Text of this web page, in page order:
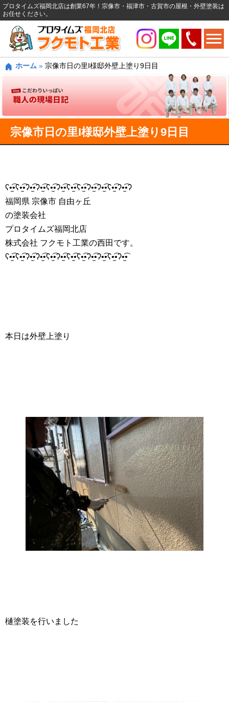
プロタイムズ福岡北店は創業67年！宗像市・福津市・古賀市の屋根・外壁塗装は
お任せください。
ホーム » 宗像市日の里I様邸外壁上塗り9日目
宗像市日の里I様邸外壁上塗り9日目
ʕ•̫͡•ʕ•̫͡•ʔ•̫͡•ʔ•̫͡•ʕ•̫͡•ʔ•̫͡•ʕ•̫͡•ʕ•̫͡•ʔ•̫͡•ʔ•̫͡•ʕ•̫͡•ʔ•̫͡•ʔ
福岡県 宗像市 自由ヶ丘
の塗装会社
プロタイムズ福岡北店
株式会社 フクモト工業の西田です。
ʕ•̫͡•ʕ•̫͡•ʔ•̫͡•ʔ•̫͡•ʕ•̫͡•ʔ•̫͡•ʕ•̫͡•ʕ•̫͡•ʔ•̫͡•ʔ•̫͡•ʕ•̫͡•ʔ•̫͡•
本日は外壁上塗り
樋塗装を行いました